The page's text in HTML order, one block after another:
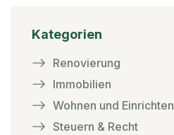
Kategorien
Renovierung
Immobilien
Wohnen und Einrichten
Steuern & Recht